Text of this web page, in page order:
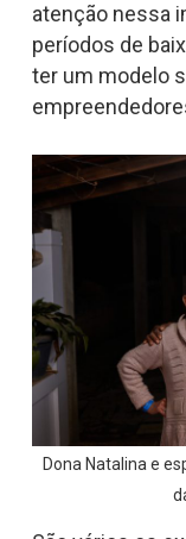
atenção nessa
períodos de
ter um modelo
Dona Natalina e